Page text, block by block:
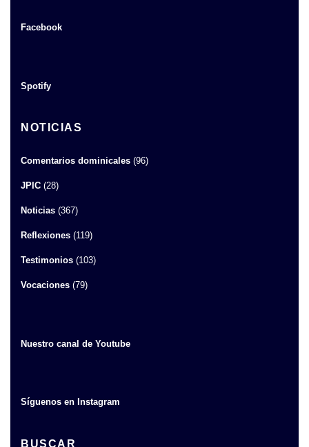
Facebook
Spotify
NOTICIAS
Comentarios dominicales (96)
JPIC (28)
Noticias (367)
Reflexiones (119)
Testimonios (103)
Vocaciones (79)
Nuestro canal de Youtube
Síguenos en Instagram
BUSCAR